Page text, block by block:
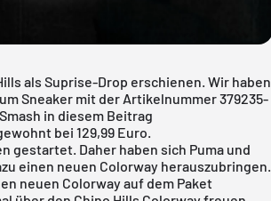
als Suprise-Drop erschienen. Wir haben
Sneaker mit der Artikelnummer 379235-
in diesem Beitrag
bei 129,99 Euro.
gestartet. Daher haben sich Puma und
einen neuen Colorway herauszubringen.
neuen Colorway auf dem Paket